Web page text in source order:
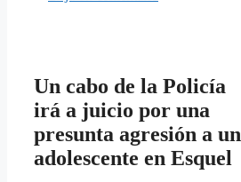
Un cabo de la Policía
irá a juicio por una
presunta agresión a un
adolescente en Esquel